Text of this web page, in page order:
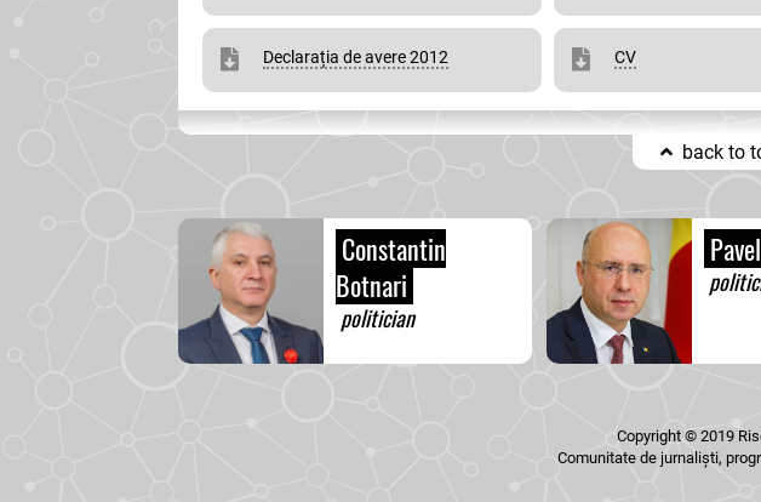
Declarația de avere 2012 CV
back to
Constantin
Botnari
politician
Copyright © 2019
Comunitate de jurnaliști,